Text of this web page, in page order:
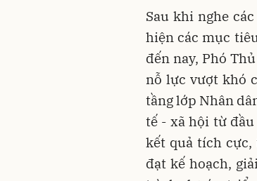
Sau khi nghe
hiện các mục
đến nay, Phó
nỗ lực vượt khó
tầng lớp Nhân
tế - xã hội từ
kết quả tích cực,
đạt kế hoạch,